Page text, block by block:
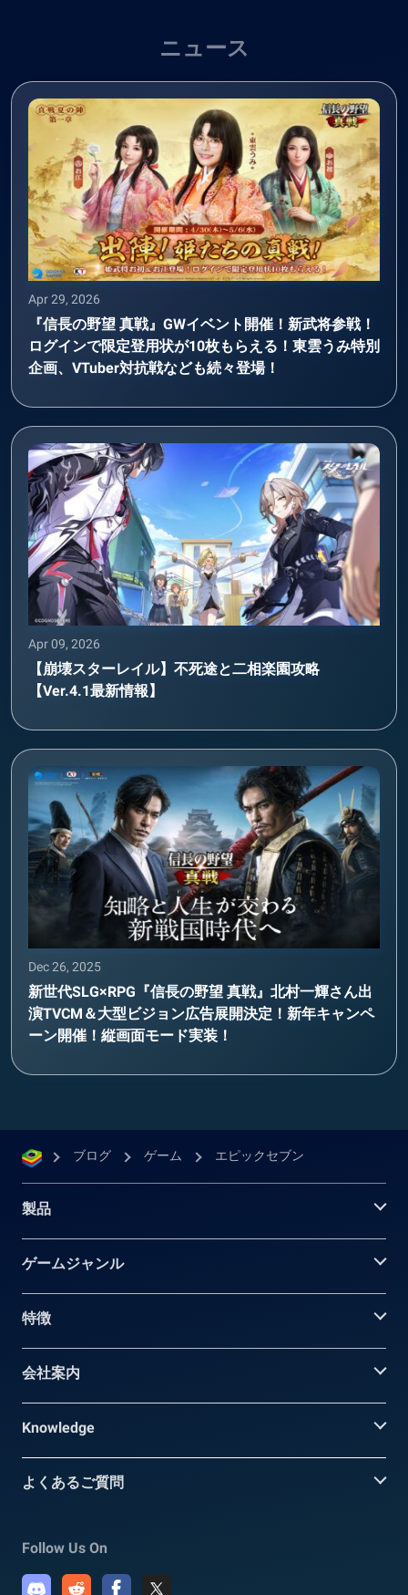
ニュース
Apr 29, 2026
『信長の野望 真戦』GWイベント開催！新武将参戦！
ログインで限定登用状が10枚もらえる！東雲うみ特別
企画、VTuber対抗戦なども続々登場！
Apr 09, 2026
【崩壊スターレイル】不死途と二相楽園攻略
【Ver.4.1最新情報】
Dec 26, 2025
新世代SLG×RPG『信長の野望 真戦』北村一輝さん出
演TVCM＆大型ビジョン広告展開決定！新年キャンペ
ーン開催！縦画面モード実装！
ブログ ゲーム エピックセブン
製品
ゲームジャンル
特徴
会社案内
Knowledge
よくあるご質問
Follow Us On